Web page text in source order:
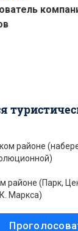
районе
районе (Парк,
Маркса)